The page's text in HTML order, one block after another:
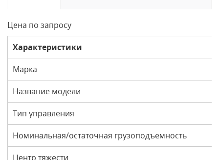
Цена по запросу
Характеристики
Марка
Название модели
Тип управления
Номинальная/остаточная грузоподъемность
Центр тяжести